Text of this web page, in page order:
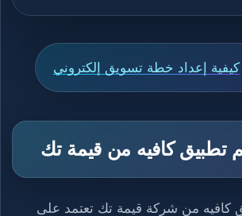
كيفية إعداد خطة تسويق إلكتروني
تطبيق كافيه من قيمة تك
كافيه من شركة قيمة تك تعتمد على